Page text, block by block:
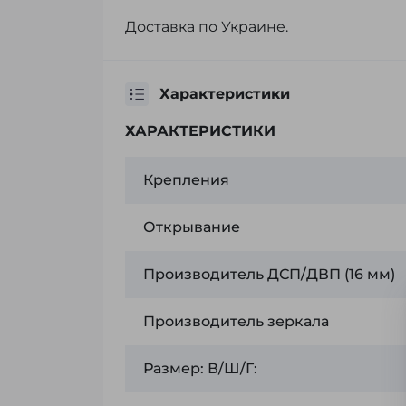
Доставка по Украине.
Характеристики
ХАРАКТЕРИСТИКИ
Крепления
Открывание
Производитель ДСП/ДВП (16 мм)
Производитель зеркала
Размер: В/Ш/Г: